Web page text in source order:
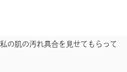
の肌の汚れ具合を見せてもらって